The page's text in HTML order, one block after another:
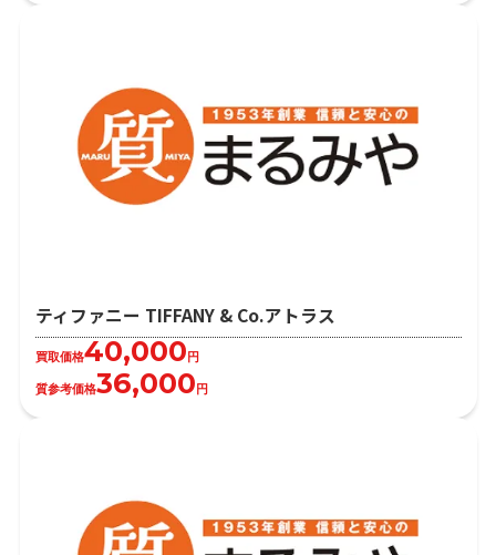
ティファニー TIFFANY & Co.アトラス
買取価格40,000円
質参考価格36,000円